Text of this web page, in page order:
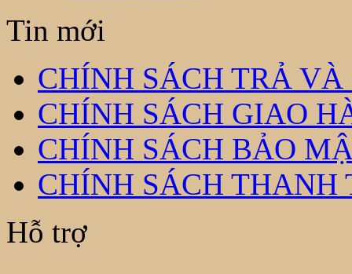
Tin mới
CHÍNH SÁCH TRẢ
CHÍNH SÁCH GIAO
CHÍNH SÁCH BẢO
CHÍNH SÁCH THANH
Hỗ trợ